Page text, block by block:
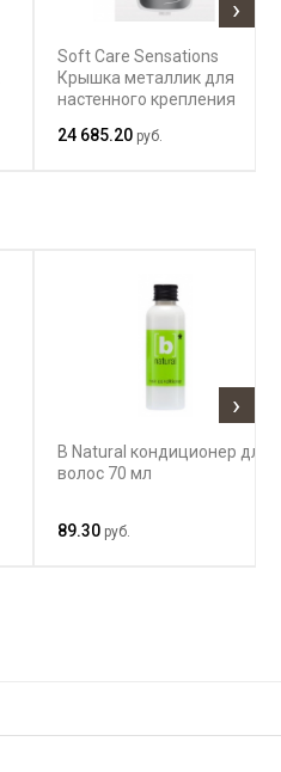
Soft Care Sensations
Крышка металлик для
настенного крепления
24 685.20 руб.
›
B Natural кондиционер для
волос 70 мл
89.30 руб.
›